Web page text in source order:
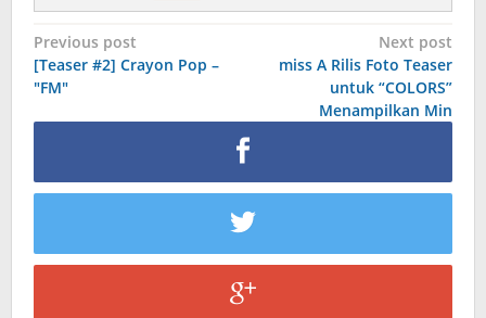
Post
navigation
Previous post
[Teaser #2] Crayon Pop –
"FM"
Next post
miss A Rilis Foto Teaser
untuk “COLORS”
Menampilkan Min